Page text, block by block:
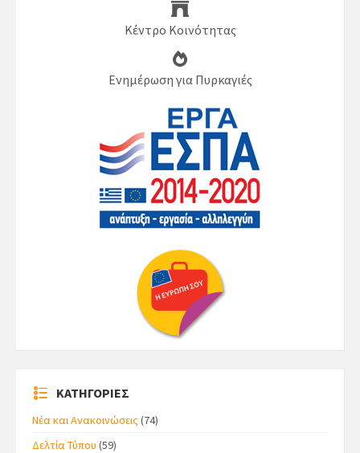
Κέντρο Κοινότητας
Ενημέρωση για Πυρκαγιές
ΚΑΤΗΓΟΡΙΕΣ
Νέα και Ανακοινώσεις(74)
Δελτία Τύπου (59)